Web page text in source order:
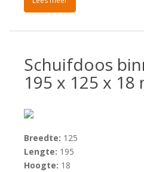
Schuifdoos
195 x 125 x 18
Breedte: 125
Lengte: 195
Hoogte: 18